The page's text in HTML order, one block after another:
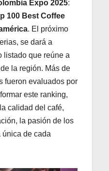
Expo 2025:
100 Best Coffee
. El próximo
se dará a
listado que reúne a
la región. Más de
fueron evaluados por
este ranking,
calidad del café,
la pasión de los
única de cada